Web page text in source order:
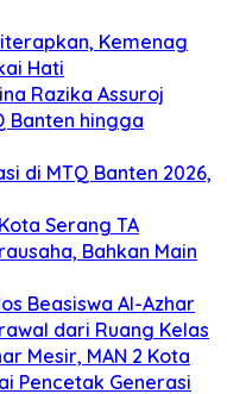
Kemenag
Hati
Razika Assuroj
Banten hingga
di MTQ Banten 2026,
Serang TA
Bahkan Main
Beasiswa Al-Azhar
dari Ruang Kelas
Mesir, MAN 2 Kota
Pencetak Generasi